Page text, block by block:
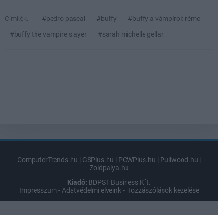
Címkék: #pedro pascal #buffy
#buffy a vámpírok réme
#buffy the vampire slayer
#sarah michelle gellar
ComputerTrends.hu | GSPlus.hu | PCWPlus.hu | Puliwood.hu |
Zoldpalya.hu
Kiadó: BDPST Business Kft.
Impresszum - Adatvédelmi elveink - Hozzászólások kezelése